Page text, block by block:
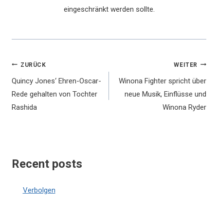
eingeschränkt werden sollte.
Beitragsnavigation
ZURÜCK
Quincy Jones‘ Ehren-Oscar-
Rede gehalten von Tochter
Rashida
WEITER
Winona Fighter spricht über
neue Musik, Einflüsse und
Winona Ryder
Recent posts
Verbolgen